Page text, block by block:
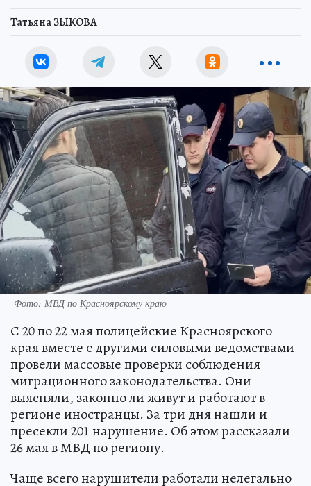
Татьяна ЗЫКОВА
Фото: МВД по Красноярскому краю
С 20 по 22 мая полицейские Красноярского
края вместе с другими силовыми ведомствами
провели массовые проверки соблюдения
миграционного законодательства. Они
выясняли, законно ли живут и работают в
регионе иностранцы. За три дня нашли и
пресекли 201 нарушение. Об этом рассказали
26 мая в МВД по региону.
Чаще всего нарушители работали нелегально